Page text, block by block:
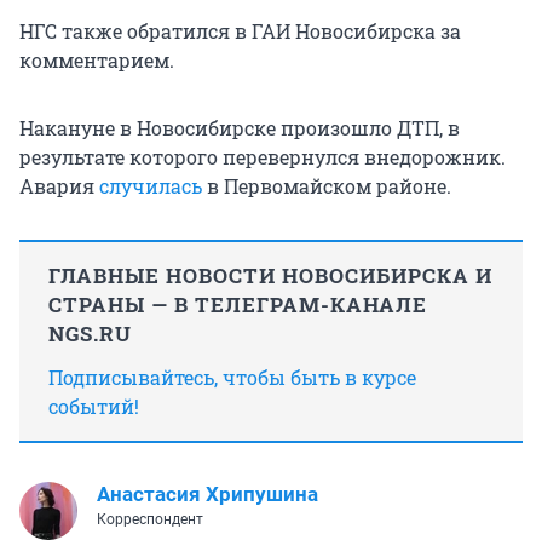
НГС также обратился в ГАИ Новосибирска за
комментарием.
Накануне в Новосибирске произошло ДТП, в
результате которого перевернулся внедорожник.
Аварияслучиласьв Первомайском районе.
ГЛАВНЫЕ НОВОСТИ НОВОСИБИРСКА И
СТРАНЫ — В ТЕЛЕГРАМ-КАНАЛЕ
NGS.RU
Подписывайтесь, чтобы быть в курсе
событий!
Анастасия Хрипушина
Корреспондент